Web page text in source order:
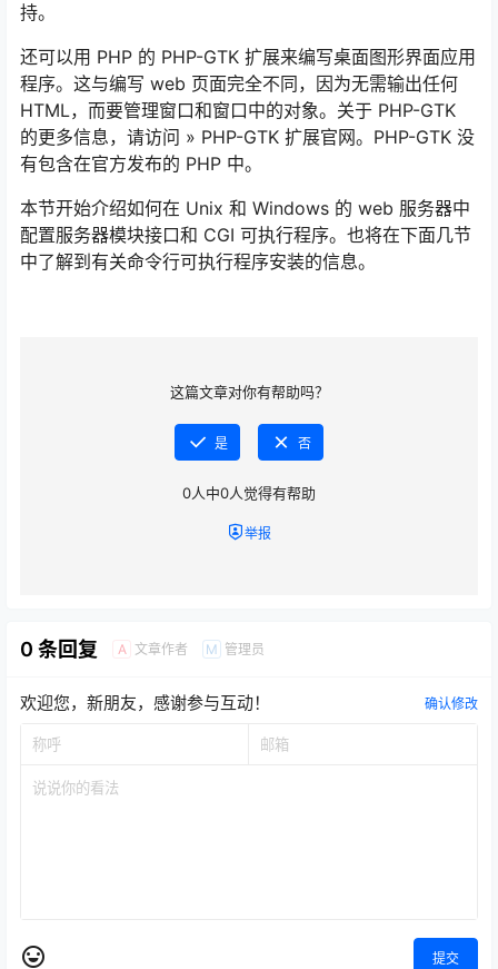
持。
还可以用 PHP 的 PHP-GTK 扩展来编写桌面图形界面应用
程序。这与编写 web 页面完全不同，因为无需输出任何
HTML，而要管理窗口和窗口中的对象。关于 PHP-GTK
的更多信息，请访问 » PHP-GTK 扩展官网。PHP-GTK 没
有包含在官方发布的 PHP 中。
本节开始介绍如何在 Unix 和 Windows 的 web 服务器中
配置服务器模块接口和 CGI 可执行程序。也将在下面几节
中了解到有关命令行可执行程序安装的信息。
这篇文章对你有帮助吗？
是 否
0人中0人觉得有帮助
举报
0 条回复 A 文章作者 M 管理员
欢迎您，新朋友，感谢参与互动！ 确认修改
提交